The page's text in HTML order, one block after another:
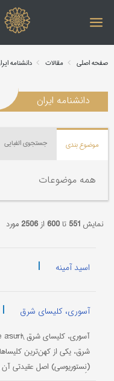
صفحه اصلی مقالات دانشنامه
دانشنامه ایران
موضوع بندی جستجوی الفبایی
همه موضوعات
نمایش 551 تا600 از2506مورد
اسید آمینه |
آسوری، کلیسای شرق |
شرق، یکی از کهن‌ترین
(نِستور‌یوسی) اصل عقیدتی